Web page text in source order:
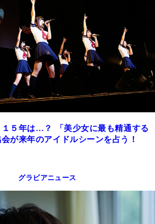
５年は…？ 「美少女に最も精通する
が来年のアイドルシーンを占う！
グラビアニュース